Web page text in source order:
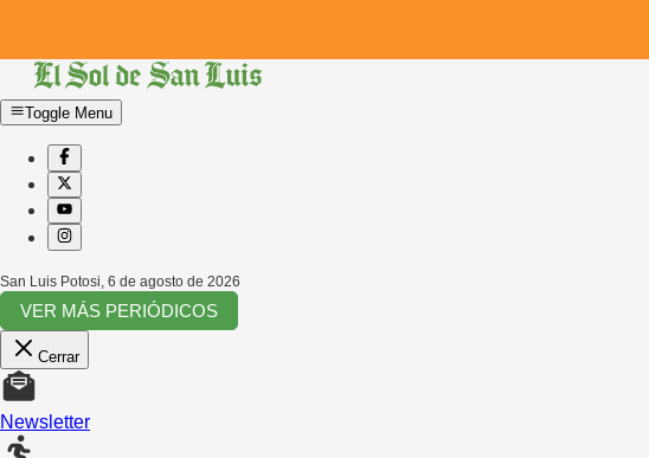
Toggle Menu
San Luis Potosi 6 de agosto de 2026
VER MÁS PERIÓDICOS
Cerrar
Newsletter